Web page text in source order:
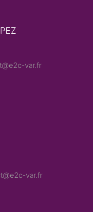
var.fr
var.fr